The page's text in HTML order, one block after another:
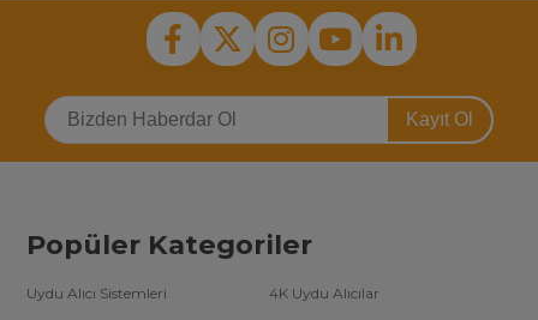
Kayıt Ol
Popüler Kategoriler
Uydu Alıcı Sistemleri
4K Uydu Alıcılar